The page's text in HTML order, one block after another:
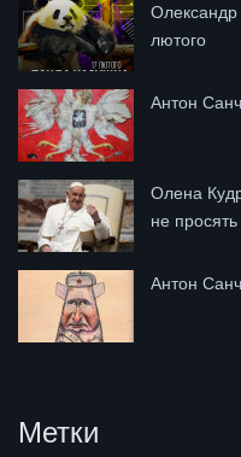
лютого
Антон
Олена
не просять
Антон
Метки